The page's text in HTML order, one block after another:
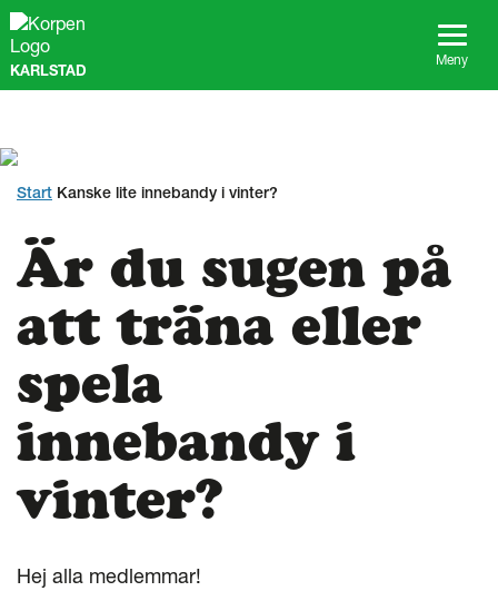
G
s
i
KARLSTAD
Meny
Start Kanske lite innebandy i vinter?
Är du sugen på
att träna eller
spela
innebandy i
vinter?
Hej alla medlemmar!